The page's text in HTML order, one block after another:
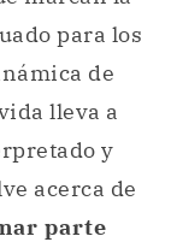
para los
de
lleva a
y
acerca de
parte